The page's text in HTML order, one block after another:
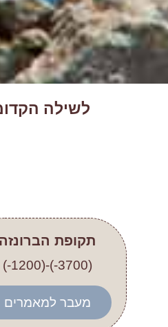
לשילה
תקופת הברונזה
(3700-)-(1200-)
מעבר למאמרים